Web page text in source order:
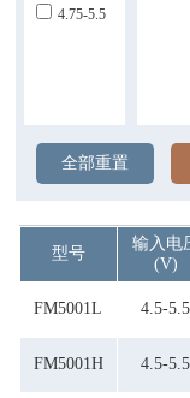
4.75-5.5
全部重置
型号
输入电
(V)
FM5001L 4.5-5.5
FM5001H 4.5-5.5